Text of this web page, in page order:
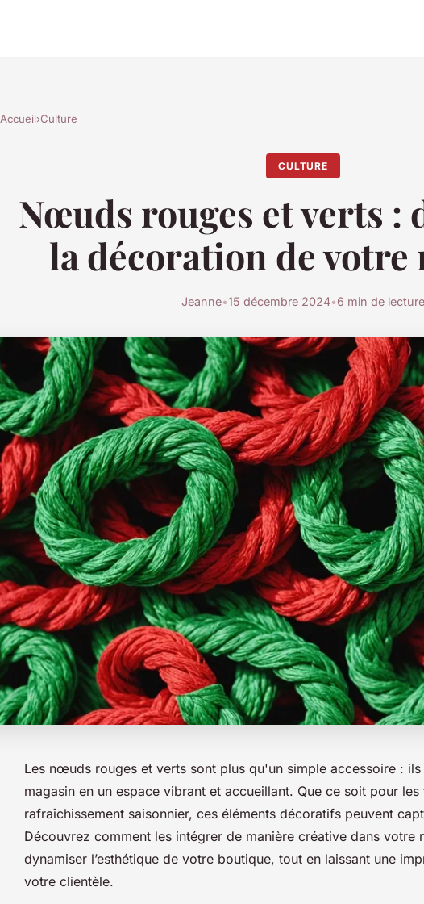
Accueil›Culture
CULTURE
Nœuds rouges et verts :
la décoration de votre
Jeanne•15 décembre 2024•6 min de lecture
Les nœuds rouges et verts sont plus qu'un simple accessoire :
magasin en un espace vibrant et accueillant. Que ce soit pour
rafraîchissement saisonnier, ces éléments décoratifs peuvent
Découvrez comment les intégrer de manière créative dans votre
dynamiser l’esthétique de votre boutique, tout en laissant une
votre clientèle.